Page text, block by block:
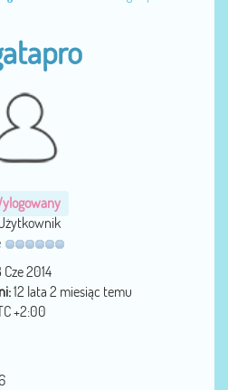
2014
12 lata 2 miesiąc temu
+2:00